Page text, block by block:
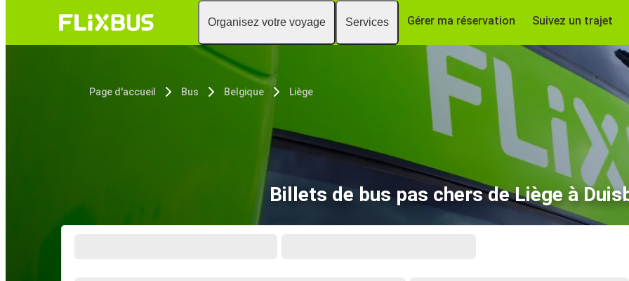
Organisez votre voyage Services Gérer ma réservation Suivez un trajet
Page d'accueil Bus Belgique Liège
Billets de bus pas chers de Liège à